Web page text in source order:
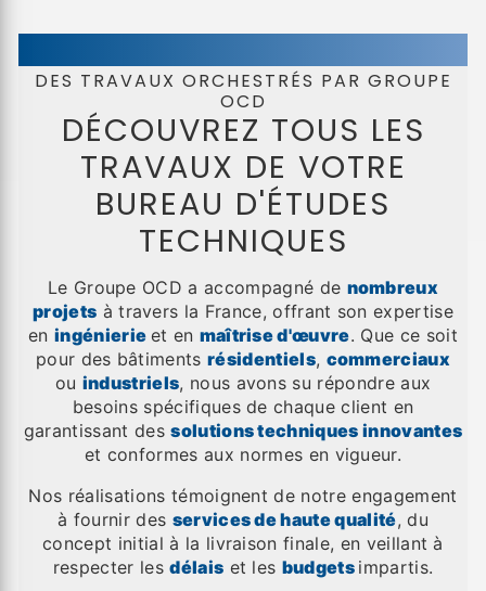
DES TRAVAUX ORCHESTRÉS PAR GROUPE
OCD
DÉCOUVREZ TOUS LES
TRAVAUX DE VOTRE
BUREAU D'ÉTUDES
TECHNIQUES
Le Groupe OCD a accompagné de nombreux
projets à travers la France, offrant son expertise
eningénierie et en maîtrise d'œuvre. Que ce soit
pour des bâtimentsrésidentiels, commerciaux
ou industriels, nous avons su répondre aux
besoins spécifiques de chaque client en
garantissant dessolutions techniques innovantes
et conformes aux normes en vigueur.
Nos réalisations témoignent de notre engagement
à fournir des services de haute qualité, du
concept initial à la livraison finale, en veillant à
respecter lesdélais et les budgets impartis.